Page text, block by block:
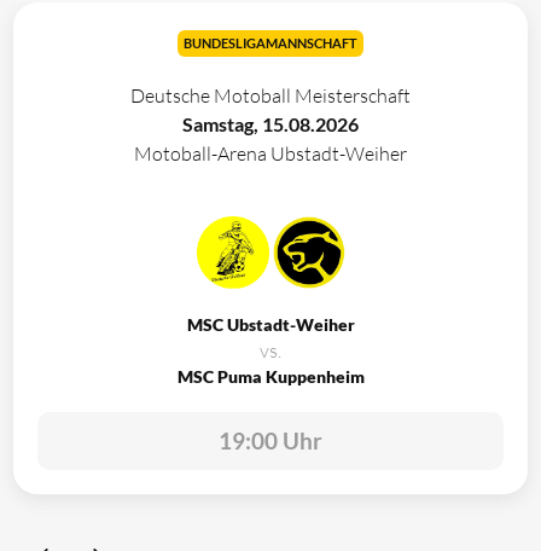
BUNDESLIGAMANNSCHAFT
Deutsche Motoball Meisterschaft
Samstag, 15.08.2026
Motoball-Arena Ubstadt-Weiher
MSC Ubstadt-Weiher
vs.
MSC Puma Kuppenheim
19:00 Uhr